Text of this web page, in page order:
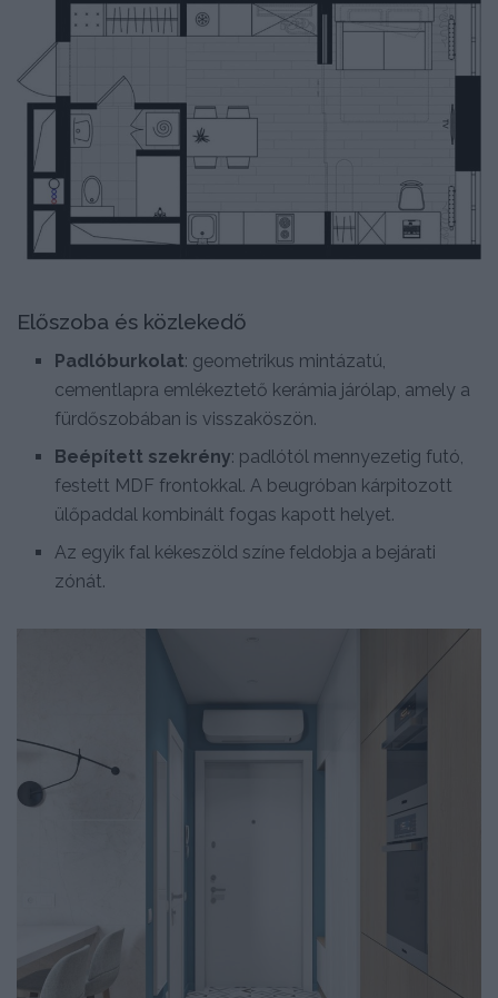
Előszoba és közlekedő
Padlóburkolat: geometrikus mintázatú,
cementlapra emlékeztető kerámia járólap, amely a
fürdőszobában is visszaköszön.
Beépített szekrény: padlótól mennyezetig futó,
festett MDF frontokkal. A beugróban kárpitozott
ülőpaddal kombinált fogas kapott helyet.
Az egyik fal kékeszöld színe feldobja a bejárati
zónát.